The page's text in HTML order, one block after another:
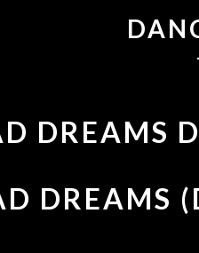
DREAMS
DREAMS